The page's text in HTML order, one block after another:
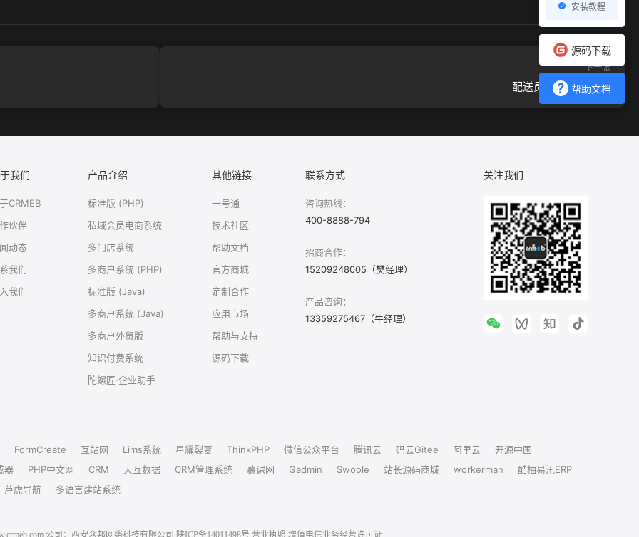
安装教程
源码下载
帮助文档
下一张
配送员-确认送达.jpg
我们
CRMEB
伙伴
动态
我们
我们
产品介绍
标准版 (PHP)
私域会员电商系统
多门店系统
多商户系统 (PHP)
标准版 (Java)
多商户系统 (Java)
多商户外贸版
知识付费系统
陀螺匠·企业助手
其他链接
一号通
技术社区
帮助文档
官方商城
定制合作
应用市场
帮助与支持
源码下载
联系方式
咨询热线：
400-8888-794
招商合作：
15209248005（樊经理）
产品咨询：
13359275467（牛经理）
关注我们
FormCreate 互站网 Lims系统 星耀裂变 ThinkPHP 微信公众平台 腾讯云 码云Gitee 阿里云
开源中国
器
PHP中文网 CRM 天互数据 CRM管理系统 慕课网 Gadmin Swoole 站长源码商城 workerman
酷柚易汛ERP
芦虎导航
多语言建站系统
公司：西安众邦网络科技有限公司 陕ICP备14011498号 营业执照 增值电信业务经营许可证